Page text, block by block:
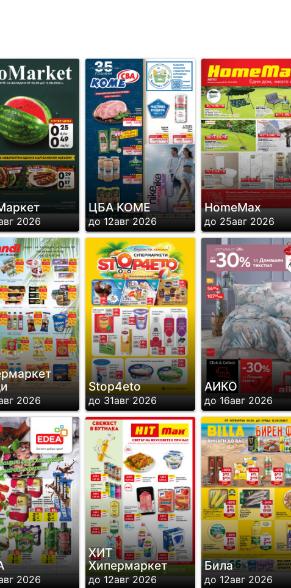
2026
ЦБА КОМЕ
до 12авг 2026
HomeMax
до 25авг 2026
2026
Stop4eto
до 31авг 2026
АИКО
до 16авг 2026
2026
ХИТ
Хипермаркет
до 12авг 2026
Била
до 12авг 2026